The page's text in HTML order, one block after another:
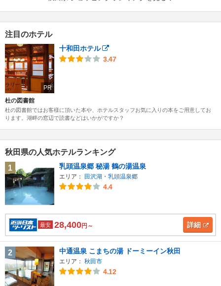
注目のホテル
PR
十和田ホテル
3.47
杜の図書館
杜の図書館ではお客様に頂いた本や、ホテルスタッフお気に入りの本をご用意してお
ります。湖畔の窓辺で読書などはいかがですか？
秋田県の人気ホテルランキング
1
乳頭温泉郷 秘湯 鶴の湯温泉
エリア： 田沢湖・乳頭温泉郷
4.4
最安 28,400円～ 詳細
2 中通温泉 こまちの湯 ドーミーイン秋田
エリア： 秋田市
4.12